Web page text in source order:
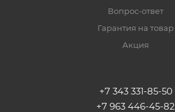
Вопрос-ответ
Гарантия на товар
Акция
+7 343 331-85-50
+7 963 446-45-82